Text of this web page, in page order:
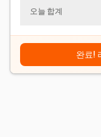
오늘 합계
완료!